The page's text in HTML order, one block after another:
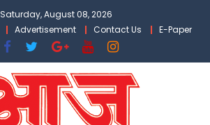
Saturday, August 08, 2026
Advertisement Contact Us E-Paper